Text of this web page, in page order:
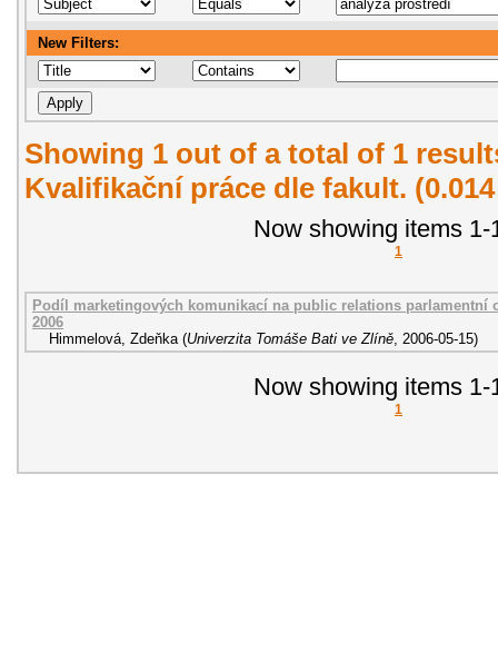
New Filters:
Showing 1 out of a total of 1
Kvalifikační práce dle fakult.
Now showing items 1-
1
Podíl marketingových komunikací na public relations parlamentní
2006
Himmelová, Zdeňka (Univerzita Tomáše Bati ve Zlíně 2006-05-15)
Now showing items 1-
1